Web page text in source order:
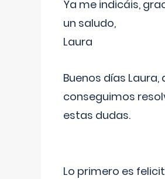
Ya me indicáis,
un saludo,
Laura
Buenos días Laura,
conseguimos
estas dudas.
Lo primero es